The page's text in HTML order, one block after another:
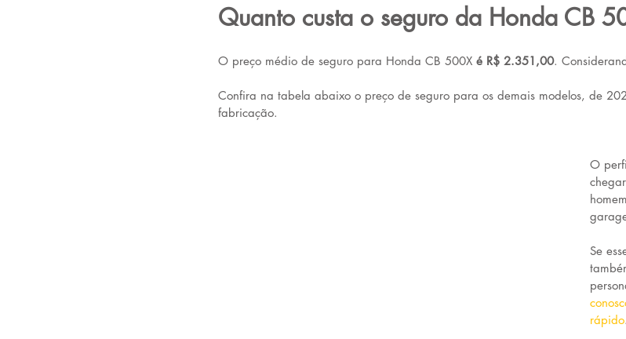
Quanto custa o seguro da Honda CB
O preço médio de seguro para Honda CB 500X é R$ 2.351,00.
Confira na tabela abaixo o preço de seguro para os demais modelos, de
fabricação.
O
Se
rápido.